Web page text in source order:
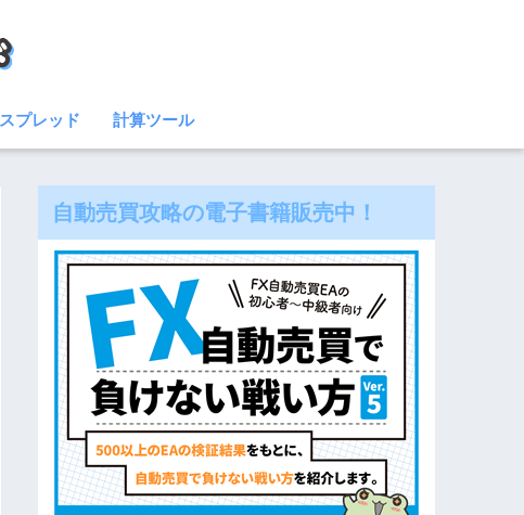
スプレッド 計算ツール
自動売買攻略の電子書籍販売中！